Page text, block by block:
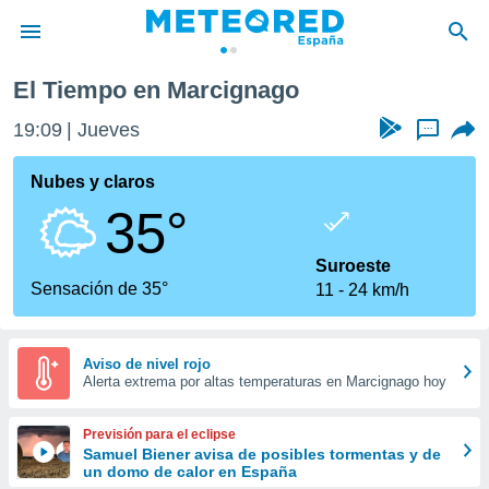
de
por
que se
calidad.
a este
las
y
forma
digital
basada
El Tiempo en Marcignago
19:09 Jueves ...
Nubes y claros
35°
Sensación de 35°
Suroeste
11
24 km/h
Aviso de nivel rojo
Alerta extrema por altas temperaturas en Marcignago hoy
Previsión para el eclipse
Samuel Biener avisa de posibles tormentas y de
un domo de calor en España